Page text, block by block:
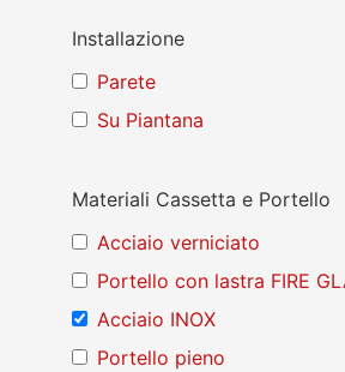
Installazione
Parete
Su Piantana
Materiali Cassetta e Portello
Acciaio verniciato
Portello con lastra FIRE
Acciaio INOX
Portello pieno